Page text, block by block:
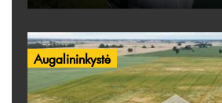
Augalininkystė